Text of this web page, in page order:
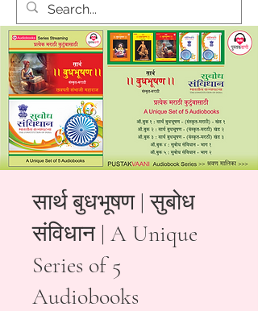
सार्थ बुधभूषण | सुबोध
संविधान | A Unique
Series of 5
Audiobooks